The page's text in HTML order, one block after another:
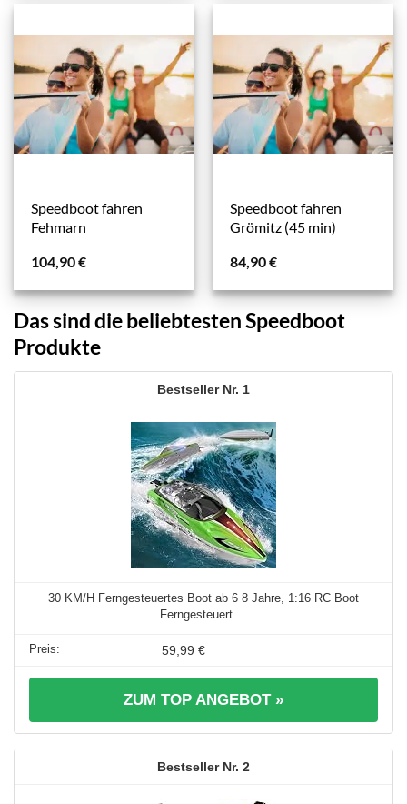
Speedboot fahren
Fehmarn
104,90€
Speedboot fahren
Grömitz (45 min)
84,90€
Das sind die beliebtesten Speedboot
Produkte
1
30 KM/H Ferngesteuertes Boot ab 6 8 Jahre, 1:16 RC Boot
Ferngesteuert ...
59,99 €
ZUM TOP ANGEBOT »
2